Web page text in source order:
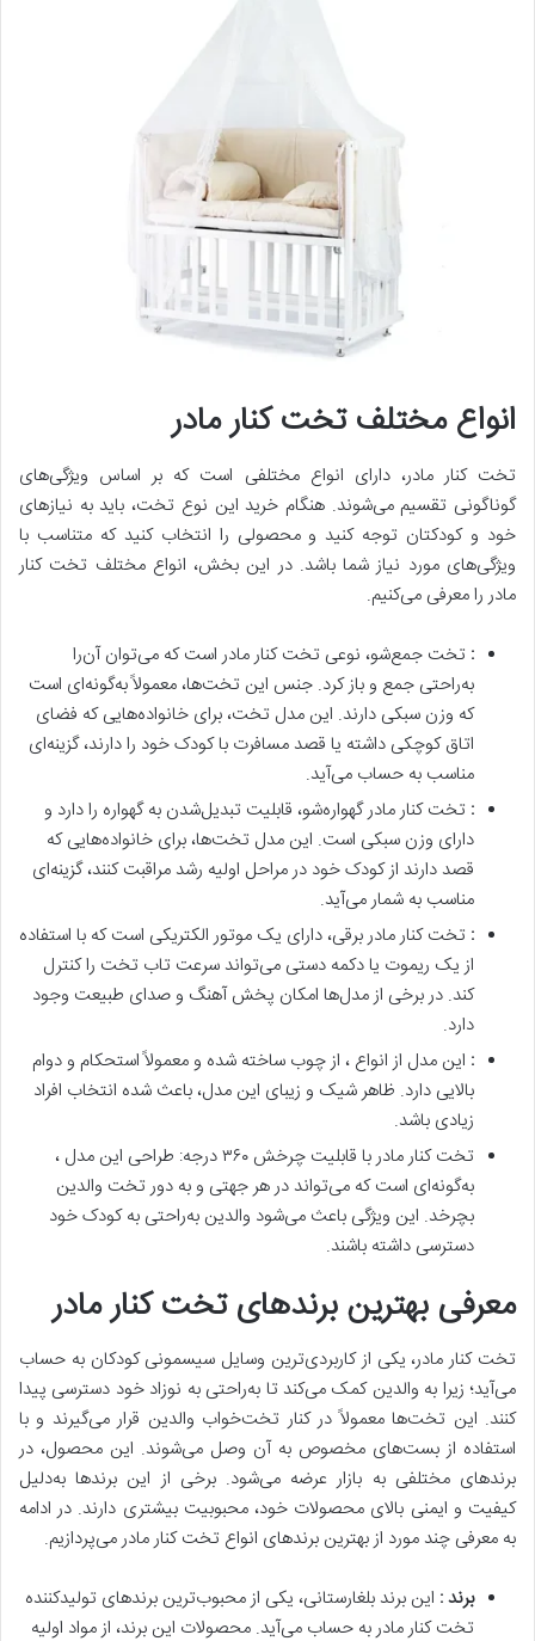
انواع مختلف تخت کنار مادر
تخت کنار مادر، دارای انواع مختلفی است که بر اساس ویژگی‌های
گوناگونی تقسیم می‌شوند. هنگام خرید این نوع تخت، باید به نیازهای
خود و کودکتان توجه کنید و محصولی را انتخاب کنید که متناسب با
ویژگی‌های مورد نیاز شما باشد. در این بخش، انواع مختلف تخت کنار
مادر را معرفی می‌کنیم.
: تخت جمع‌شو، نوعی تخت کنار مادر است که می‌توان آن‌را
به‌راحتی جمع و باز کرد. جنس این تخت‌ها، معمولاً به‌گونه‌ای است
که وزن سبکی دارند. این مدل تخت، برای خانواده‌هایی که فضای
اتاق کوچکی داشته یا قصد مسافرت با کودک خود را دارند، گزینه‌ای
مناسب به حساب می‌آید.
: تخت کنار مادر گهواره‌شو، قابلیت تبدیل‌شدن به گهواره را دارد و
دارای وزن سبکی است. این مدل تخت‌ها، برای خانواده‌هایی که
قصد دارند از کودک خود در مراحل اولیه رشد مراقبت کنند، گزینه‌ای
مناسب به شمار می‌آید.
: تخت کنار مادر برقی، دارای یک موتور الکتریکی است که با استفاده
از یک ریموت یا دکمه دستی می‌تواند سرعت تاب تخت را کنترل
کند. در برخی از مدل‌ها امکان پخش آهنگ و صدای طبیعت وجود
دارد.
: این مدل از انواع ، از چوب ساخته شده و معمولاً استحکام و دوام
بالایی دارد. ظاهر شیک و زیبای این مدل، باعث شده انتخاب افراد
زیادی باشد.
تخت کنار مادر با قابلیت چرخش ۳۶۰ درجه: طراحی این مدل ،
به‌گونه‌ای است که می‌تواند در هر جهتی و به دور تخت والدین
بچرخد. این ویژگی باعث می‌شود والدین به‌راحتی به کودک خود
دسترسی داشته باشند.
معرفی بهترین برندهای تخت کنار مادر
تخت کنار مادر، یکی از کاربردی‌ترین وسایل سیسمونی کودکان به حساب
می‌آید؛ زیرا به والدین کمک می‌کند تا به‌راحتی به نوزاد خود دسترسی پیدا
کنند. این تخت‌ها معمولاً در کنار تخت‌خواب والدین قرار می‌گیرند و با
استفاده از بست‌های مخصوص به آن وصل می‌شوند. این محصول، در
برندهای مختلفی به بازار عرضه می‌شود. برخی از این برندها به‌دلیل
کیفیت و ایمنی بالای محصولات خود، محبوبیت بیشتری دارند. در ادامه
به معرفی چند مورد از بهترین برندهای انواع تخت کنار مادر می‌پردازیم.
برند: این برند بلغارستانی، یکی از محبوب‌ترین برندهای تولید‌کننده
تخت کنار مادر به حساب می‌آید. محصولات این برند، از مواد اولیه